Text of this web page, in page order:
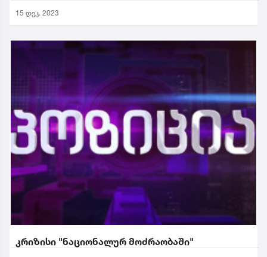
15 დეკ. 2023
კრიზისი "ნაციონალურ მოძრაობაში"